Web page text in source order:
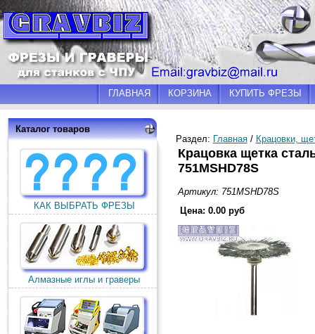
ГЛАВНАЯ КОРЗИНА КУПИТЬ ФРЕЗЫ
Каталог товаров
КАК ВЫБРАТЬ ФРЕЗЫ
Алмазные иглы и граверы
Раздел: Главная/ Крацовки,
Крацовка щетка
751MSHD78S
Артикул: 751MSHD78S
Цена: 0.00 руб